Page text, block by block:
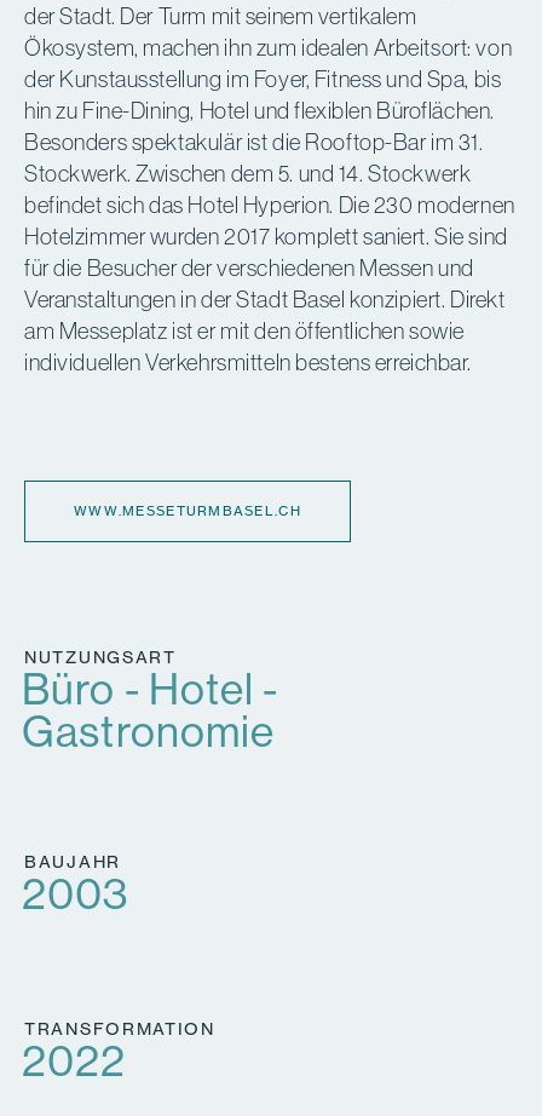
der Stadt. Der Turm mit seinem vertikalem
Ökosystem, machen ihn zum idealen Arbeitsort: von
der Kunstausstellung im Foyer, Fitness und Spa, bis
hin zu Fine-Dining, Hotel und flexiblen Büroflächen.
Besonders spektakulär ist die Rooftop-Bar im 31.
Stockwerk. Zwischen dem 5. und 14. Stockwerk
befindet sich das Hotel Hyperion. Die 230 modernen
Hotelzimmer wurden 2017 komplett saniert. Sie sind
für die Besucher der verschiedenen Messen und
Veranstaltungen in der Stadt Basel konzipiert. Direkt
am Messeplatz ist er mit den öffentlichen sowie
individuellen Verkehrsmitteln bestens erreichbar.
WWW.MESSETURMBASEL.CH
NUTZUNGSART
Büro - Hotel -
Gastronomie
BAUJAHR
2003
TRANSFORMATION
2022